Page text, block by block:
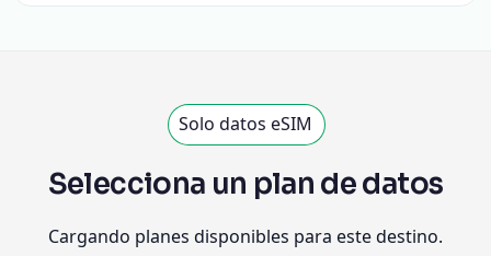
Solo datos eSIM
Selecciona un plan de datos
Cargando planes disponibles para este destino.